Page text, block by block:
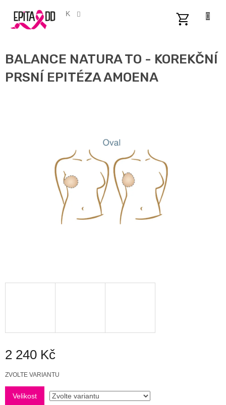
obsah
CZK
BALANCE NATURA TO - KOREKČNÍ
PRSNÍ EPITÉZA AMOENA
2 240 Kč
Měrná
ZVOLTE VARIANTU
Velikost